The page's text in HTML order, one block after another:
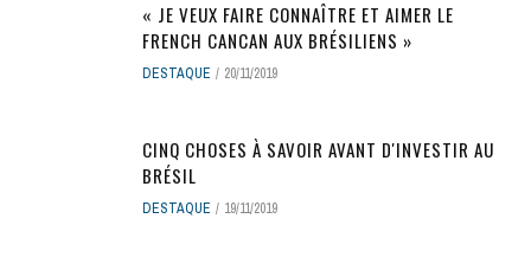
« JE VEUX FAIRE CONNAÎTRE ET AIMER LE
FRENCH CANCAN AUX BRÉSILIENS »
DESTAQUE 20/11/2019
CINQ CHOSES À SAVOIR AVANT D'INVESTIR AU
BRÉSIL
DESTAQUE 19/11/2019